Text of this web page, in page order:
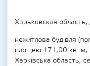
Харьковская область,
нежитлова будівля
площею 171,00 кв. м,
Харківська область,